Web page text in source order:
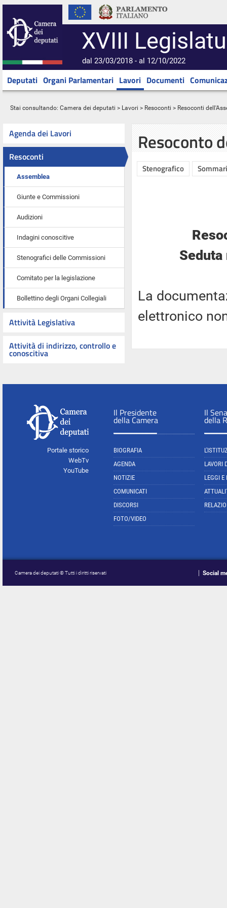
XVIII
dal 23/03/2018 - al 12/10/2022
Deputati Organi Parlamentari Lavori Documenti
Stai consultando: Camera dei deputati > Lavori > Resoconti > Resoconti
Agenda dei Lavori
Resoconti
Assemblea
Giunte e Commissioni
Audizioni
Indagini conoscitive
Stenografici delle Commissioni
Comitato per la legislazione
Bollettino degli Organi Collegiali
Attività Legislativa
Attività di indirizzo, controllo e
conoscitiva
Resoconto
Stenografico
La
elettronico
Portale storico
WebTv
YouTube
Il Presidente
della Camera
BIOGRAFIA
AGENDA
NOTIZIE
COMUNICATI
DISCORSI
FOTO/VIDEO
Il
della
LAVORI
LEGGI E
Camera dei deputati © Tutti i diritti riservati Social